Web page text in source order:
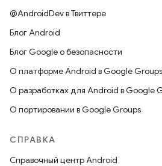
@AndroidDev в Твиттере
Блог Android
Блог Google о безопасности
О платформе Android в Google Groups
О разработках для Android в Google
О портировании в Google Groups
СПРАВКА
Справочный центр Android